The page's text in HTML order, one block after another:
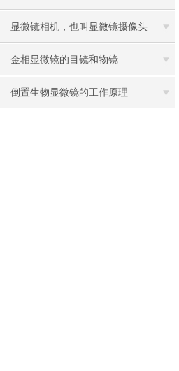
比传统卤素更明显
显微镜相机，也叫显微镜摄像头
金相显微镜的目镜和物镜
倒置生物显微镜的工作原理